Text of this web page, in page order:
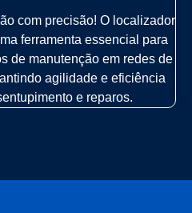
com precisão! O localizador
ferramenta essencial para
de manutenção em redes de
agilidade e eficiência
e reparos.